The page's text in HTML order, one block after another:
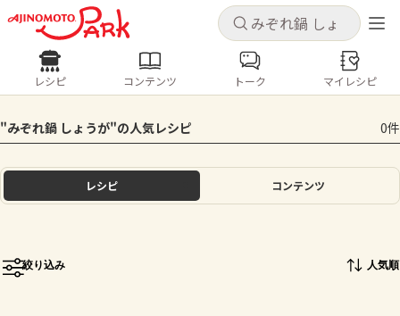
キャンセル
ログインするとレシピを保存できます
ログイン
ホーム
キャンセル
レシピ コンテンツ
人気の食材・レシピ
きゅうり なす トマト
とうもろこし
レシピ コンテンツ トーク マイレシピ
"みぞれ鍋 しょうが"の人気レシピ 0件
レシピ コンテンツ
絞り込み 人気順